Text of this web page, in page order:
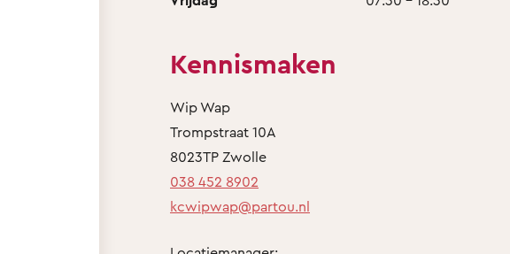
Kennismaken
Wip Wap
Trompstraat 10A
8023TP Zwolle
038 452 8902
kcwipwap@partou.nl